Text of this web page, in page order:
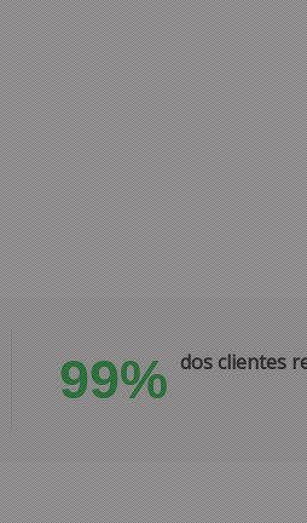
99% dos clientes